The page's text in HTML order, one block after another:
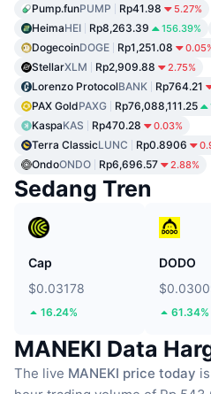
Pump.funPUMP Rp41.98 5.27%
HeimaHEI Rp8,263.39 156.39%
DogecoinDOGE Rp1,251.08
StellarXLM Rp2,909.88 2.75%
Lorenzo ProtocolBANK Rp764.21
PAX GoldPAXG Rp76,088,111.25
KaspaKAS Rp470.28 0.03%
Terra ClassicLUNC Rp0.8906
OndoONDO Rp6,696.57 2.88%
Sedang Tren
Cap
$0.03178
16.24%
DODO
61.34%
MANEKI Data
The live MANEKI price today